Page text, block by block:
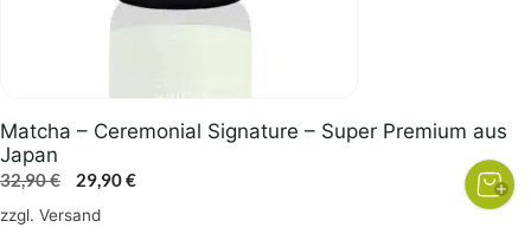
Matcha – Ceremonial Signature – Super Premium aus
Japan
32,90€
Ursprünglicher
Preis
29,90€Aktueller
zzgl. Versand